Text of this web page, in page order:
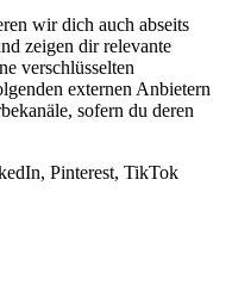
wir dich auch abseits
zeigen dir relevante
verschlüsselten
externen Anbietern
sofern du deren
Pinterest, TikTok